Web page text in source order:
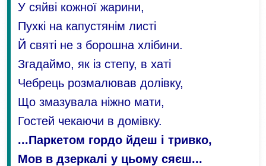
У сяйві кожної жарини,
Пухкі на капустянім листі
Й святі не з борошна хлібини.
Згадаймо, як із степу, в хаті
Чебрець розмалював долівку,
Що змазувала ніжно мати,
Гостей чекаючи в домівку.
...Паркетом гордо йдеш і тривко,
Мов в дзеркалі у цьому сяєш...